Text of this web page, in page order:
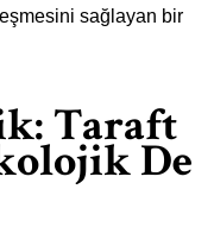
sağlayan bir
Taraft
De